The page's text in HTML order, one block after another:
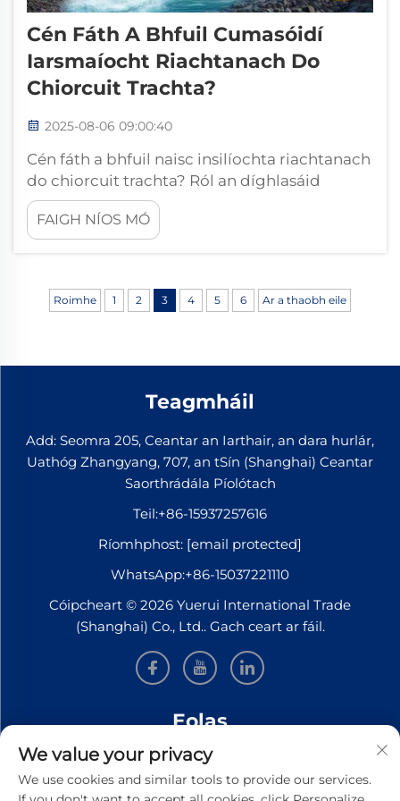
Cén Fáth A Bhfuil Cumasóidí
Iarsmaíocht Riachtanach Do
Chiorcuit Trachta?
2025-08-06 09:00:40
Cén fáth a bhfuil naisc insilíochta riachtanach
do chiorcuit trachta? Ról an díghlasáid
sheachtrach i gcothromaíocht iarsmaíochta. I
gcomharthaíocht iarsmaíochta anathúrtha,
tá naisc insilíochta riachtanach toisc go
díghlasáid sheachtrach. Gan na naisc
insilíochta...
FAIGH NÍOS MÓ
Roimhe 1 2 3 4 5 6 Ar a thaobh eile
Teagmháil
Add: Seomra 205, Ceantar an Iarthair, an dara hurlár,
Uathóg Zhangyang, 707, an tSín (Shanghai) Ceantar
Saorthrádála Píolótach
Teil:+86-15937257616
Ríomhphost: [email protected]
WhatsApp:+86-15037221110
Cóipcheart © 2026 Yuerui International Trade
(Shanghai) Co., Ltd.. Gach ceart ar fáil.
Eolas
Síní leat le bheith ar liosta le haghaidh ár nuachtslánú
seachtúil
We value your privacy
We use cookies and similar tools to provide our services.